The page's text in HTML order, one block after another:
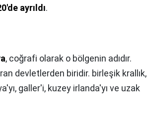
ayrıldı.
, coğrafi olarak o bölgenin adıdır.
devletlerden biridir. birleşik krallık,
galler'i, kuzey irlanda'yı ve uzak